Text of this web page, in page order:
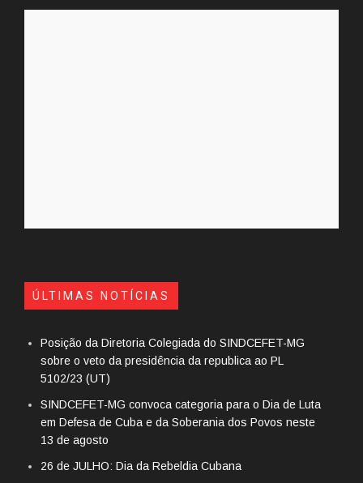
ÚLTIMAS NOTÍCIAS
Posição da Diretoria Colegiada do SINDCEFET-MG
sobre o veto da presidência da republica ao PL
5102/23 (UT)
SINDCEFET-MG convoca categoria para o Dia de Luta
em Defesa de Cuba e da Soberania dos Povos neste
13 de agosto
26 de JULHO: Dia da Rebeldia Cubana